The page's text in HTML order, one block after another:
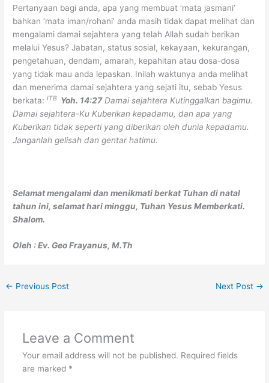
Pertanyaan bagi anda, apa yang membuat ‘mata jasmani’
bahkan ‘mata iman/rohani’ anda masih tidak dapat melihat dan
mengalami damai sejahtera yang telah Allah sudah berikan
melalui Yesus? Jabatan, status sosial, kekayaan, kekurangan,
pengetahuan, dendam, amarah, kepahitan atau dosa-dosa
yang tidak mau anda lepaskan. Inilah waktunya anda melihat
dan menerima damai sejahtera yang sejati itu, sebab Yesus
berkata:ITB Yoh. 14:27Damai sejahtera Kutinggalkan bagimu.
Damai sejahtera-Ku Kuberikan kepadamu, dan apa yang
Kuberikan tidak seperti yang diberikan oleh dunia kepadamu.
Janganlah gelisah dan gentar hatimu.
Selamat mengalami dan menikmati berkat Tuhan di natal
tahun ini, selamat hari minggu, Tuhan Yesus Memberkati.
Shalom.
Oleh :Ev. Geo Frayanus, M.Th
← Previous Post Next Post →
Leave a Comment
Your email address will not be published. Required fields
are marked *